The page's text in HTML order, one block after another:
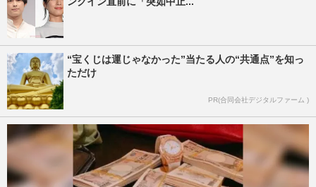
“宝くじは運じゃなかった”当たる人の“共通点”を知っ
ただけ
PR(合同会社デジタルファーム )